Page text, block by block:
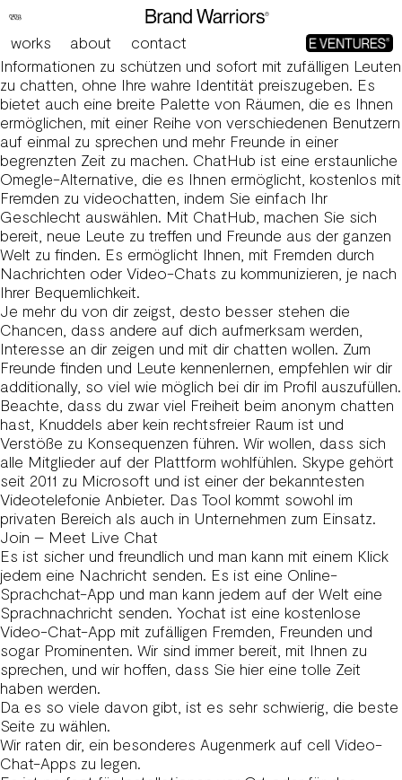
works about contact
Habt Ihr Schon Mal Schlechte Erfahrungen Bei Omegle
Gemacht? Helpful, Internet, Kamera
Diese Plattform hilft Ihnen, Ihre persönlichen
Informationen zu schützen und sofort mit zufälligen Leuten
zu chatten, ohne Ihre wahre Identität preiszugeben. Es
bietet auch eine breite Palette von Räumen, die es Ihnen
ermöglichen, mit einer Reihe von verschiedenen Benutzern
auf einmal zu sprechen und mehr Freunde in einer
begrenzten Zeit zu machen. ChatHub ist eine erstaunliche
Omegle-Alternative, die es Ihnen ermöglicht, kostenlos mit
Fremden zu videochatten, indem Sie einfach Ihr
Geschlecht auswählen. Mit ChatHub, machen Sie sich
bereit, neue Leute zu treffen und Freunde aus der ganzen
Welt zu finden. Es ermöglicht Ihnen, mit Fremden durch
Nachrichten oder Video-Chats zu kommunizieren, je nach
Ihrer Bequemlichkeit.
Je mehr du von dir zeigst, desto besser stehen die
Chancen, dass andere auf dich aufmerksam werden,
Interesse an dir zeigen und mit dir chatten wollen. Zum
Freunde finden und Leute kennenlernen, empfehlen wir dir
additionally, so viel wie möglich bei dir im Profil auszufüllen.
Beachte, dass du zwar viel Freiheit beim anonym chatten
hast, Knuddels aber kein rechtsfreier Raum ist und
Verstöße zu Konsequenzen führen. Wir wollen, dass sich
alle Mitglieder auf der Plattform wohlfühlen. Skype gehört
seit 2011 zu Microsoft und ist einer der bekanntesten
Videotelefonie Anbieter. Das Tool kommt sowohl im
privaten Bereich als auch in Unternehmen zum Einsatz.
Join – Meet Live Chat
Es ist sicher und freundlich und man kann mit einem Klick
jedem eine Nachricht senden. Es ist eine Online-
Sprachchat-App und man kann jedem auf der Welt eine
Sprachnachricht senden. Yochat ist eine kostenlose
Video-Chat-App mit zufälligen Fremden, Freunden und
sogar Prominenten. Wir sind immer bereit, mit Ihnen zu
sprechen, und wir hoffen, dass Sie hier eine tolle Zeit
haben werden.
Da es so viele davon gibt, ist es sehr schwierig, die beste
Seite zu wählen.
Wir raten dir, ein besonderes Augenmerk auf cell Video-
Chat-Apps zu legen.